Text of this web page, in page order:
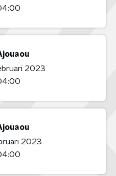
2023
2023